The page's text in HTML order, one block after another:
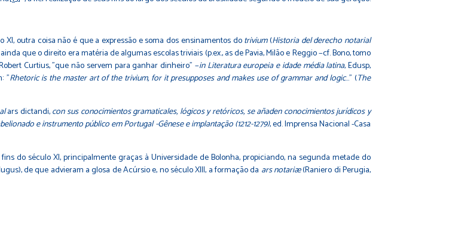
outra coisa não é que a expressão e soma dos ensinamentos dotrivium(Historia del derecho notarial
que o direito era matéria de algumas escolas triviais (p.ex., as de Pavia, Milão e Reggio −cf. Bono, tomo
Curtius, "que não servem para ganhar dinheiro" −in Literatura europeia e idade média latina, Edusp,
"Rhetoric is the master art of the trivium, for it presupposes and makes use of grammar and logic…" (The
ars dictandi,con sus conocimientos gramaticales, lógicos y retóricos, se añaden conocimientos jurídicos y
e instrumento público em Portugal -Gênese e implantação (1212-1279), ed. Imprensa Nacional -Casa
do século XI, principalmente graças à Universidade de Bolonha, propiciando, na segunda metade do
de que advieram a glosa de Acúrsio e, no século XIII, a formação da ars notariæ(Raniero di Perugia,